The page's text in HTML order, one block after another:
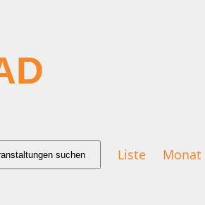
suchen Liste Monat